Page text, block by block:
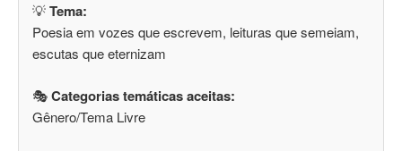
💡Tema:
Poesia em vozes que escrevem, leituras que semeiam,
escutas que eternizam
🎭Categorias temáticas aceitas:
Gênero/Tema Livre